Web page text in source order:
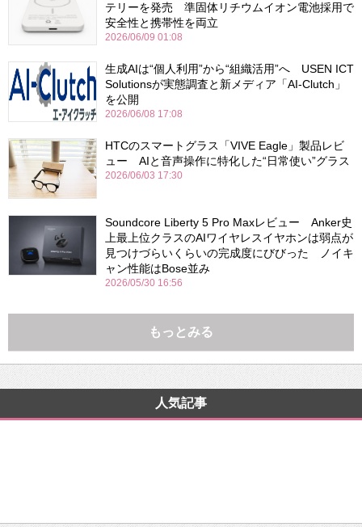
テリーを発売 準固体リチウムイオン電池採用で
安全性と携帯性を両立
2026/06/09 01:08
生成AIは“個人利用”から“組織活用”へ USEN ICT
Solutionsが実態調査と新メディア「AI-Clutch」
を公開
2026/06/08 17:08
HTCのスマートグラス「VIVE Eagle」製品レビ
ュー AIと音声操作に特化した“日常使い”グラス
2026/06/03 17:30
Soundcore Liberty 5 Pro Maxレビュー Anker史
上最上位クラスのAIワイヤレスイヤホンは弱点が
見つけづらいくらいの完成度にびびった ノイキ
ャン性能はBose並み
2026/05/30 16:56
もっとみる
人気記事